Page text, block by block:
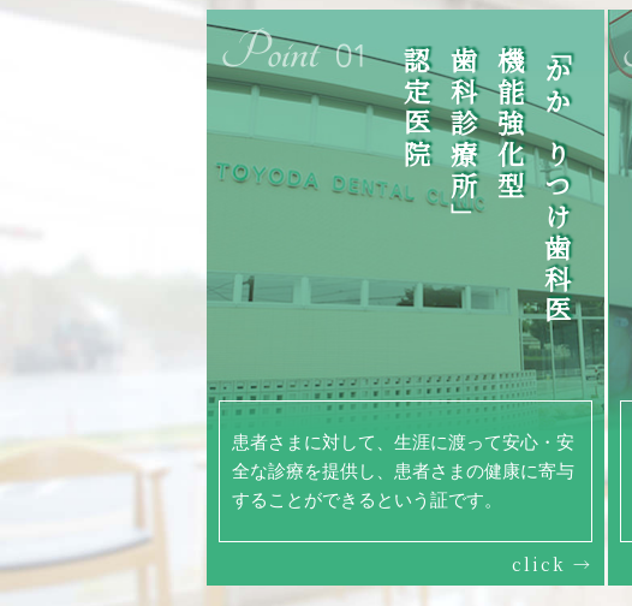
「かかりつけ歯科医
機能強化型
歯科診療所」
認定医院
患者さまに対して、生涯に渡って安心・安
全な診療を提供し、患者さまの健康に寄与
することができるという証です。
click →